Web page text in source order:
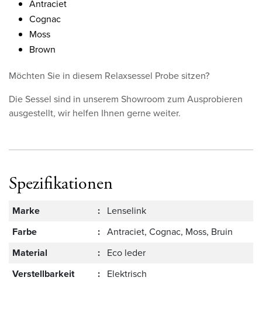
Antraciet
Cognac
Moss
Brown
Möchten Sie in diesem Relaxsessel Probe sitzen?
Die Sessel sind in unserem Showroom zum Ausprobieren
ausgestellt, wir helfen Ihnen gerne weiter.
Spezifikationen
Marke : Lenselink
Farbe
: Antraciet, Cognac, Moss, Bruin
Material
: Eco leder
Verstellbarkeit
: Elektrisch